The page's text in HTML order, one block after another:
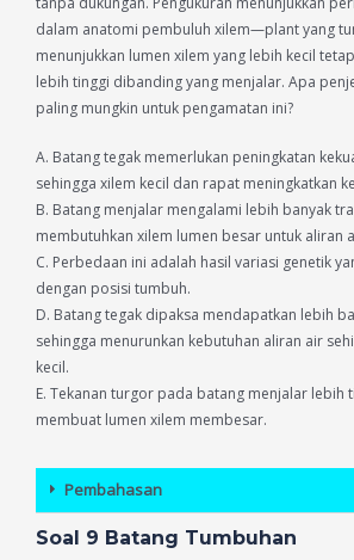
dalam anatomi pembuluh xilem—plant yang
menunjukkan lumen xilem yang lebih kecil
lebih tinggi dibanding yang menjalar. Apa
paling mungkin untuk pengamatan ini?
A. Batang tegak memerlukan peningkatan
sehingga xilem kecil dan rapat meningkatkan
B. Batang menjalar mengalami lebih banyak
membutuhkan xilem lumen besar untuk aliran
C. Perbedaan ini adalah hasil variasi genetik
dengan posisi tumbuh.
D. Batang tegak dipaksa mendapatkan lebih
sehingga menurunkan kebutuhan aliran air
kecil.
E. Tekanan turgor pada batang menjalar lebih
membuat lumen xilem membesar.
Pembahasan
Soal 9 Batang Tumbuhan